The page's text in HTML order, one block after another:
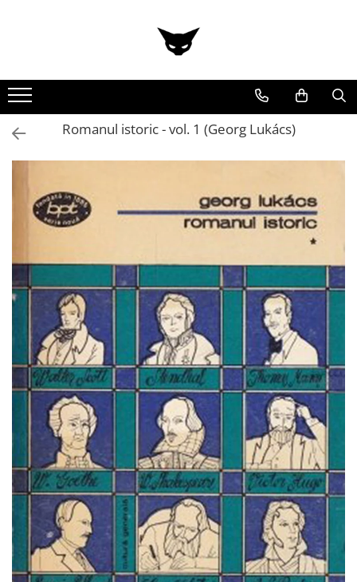
Cărți
Cărticele și broșuri
Reviste
Stickere
Romanul istoric - vol. 1 (Georg Lukács)